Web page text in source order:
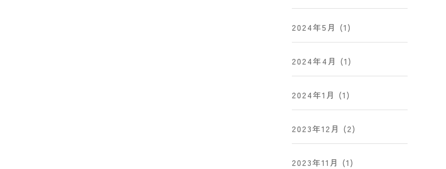
2024年5月 (1)
2024年4月 (1)
2024年1月 (1)
2023年12月 (2)
2023年11月 (1)